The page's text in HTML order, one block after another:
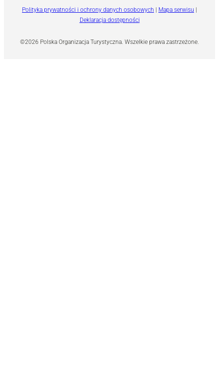
©2026 Polska Organizacja Turystyczna. Wszelkie prawa zastrzeżone.
Polityka prywatności i ochrony danych osobowych | Mapa serwisu |
Deklaracja dostępności